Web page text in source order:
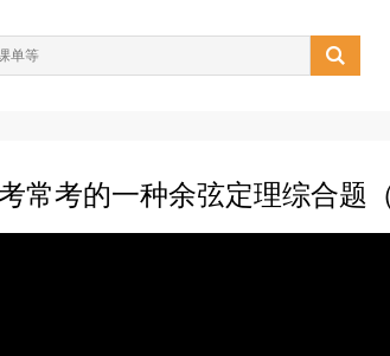

常考的一种余弦定理综合题（